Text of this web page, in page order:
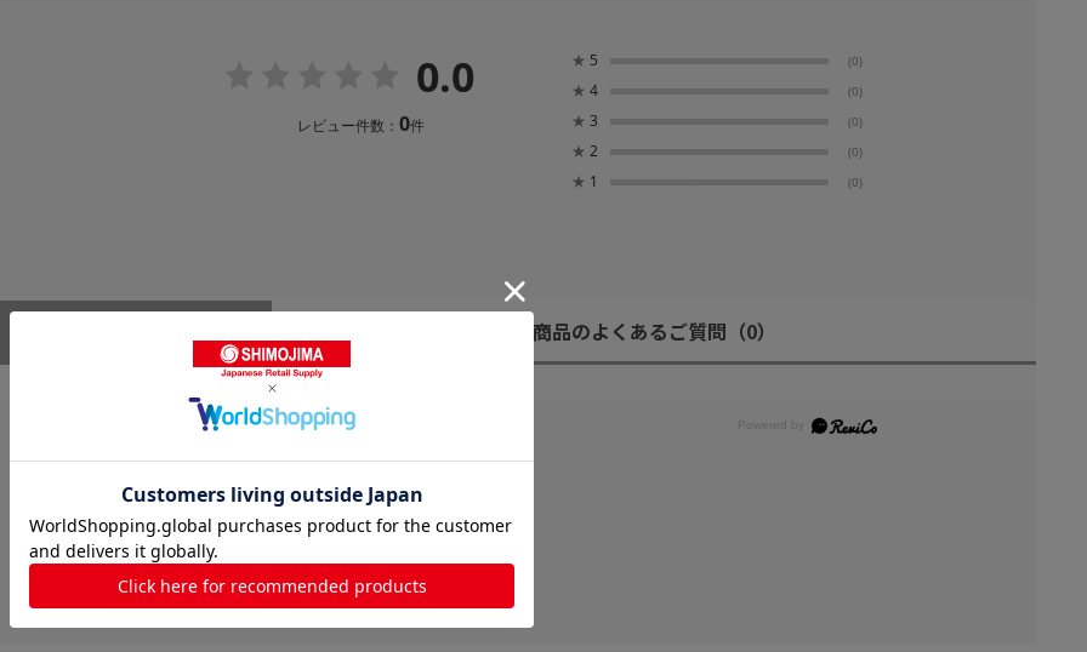
0.0
レビュー件数： 0件
★ 5 (0)
★ 4 (0)
★ 3 (0)
★ 2 (0)
★ 1 (0)
商品のよくあるご質問 （0）